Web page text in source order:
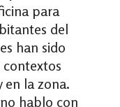
para
del
han sido
contextos
en la zona.
hablo con